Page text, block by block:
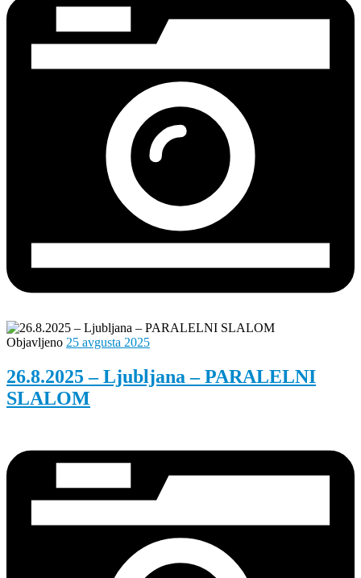
Objavljeno 25 avgusta 2025
26.8.2025 – Ljubljana – PARALELNI
SLALOM